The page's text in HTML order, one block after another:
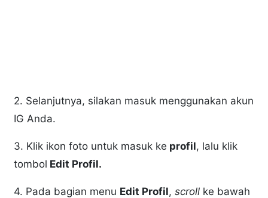
2. Selanjutnya, silakan masuk menggunakan akun
IG Anda.
3. Klik ikon foto untuk masuk ke profil, lalu klik
tombol Edit Profil.
4. Pada bagian menu Edit Profil, scroll ke bawah